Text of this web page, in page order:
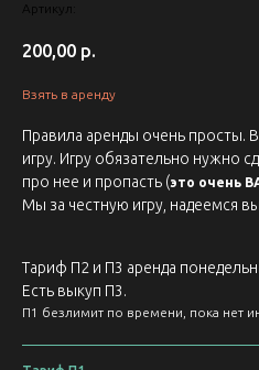
Артикул:
200,00 р.
Взять в аренду
Правила аренды очень просты.
игру. Игру обязательно нужно
про нее и пропасть (это очень
Мы за честную игру, надеемся
Тариф П2 и П3 аренда
Есть выкуп П3.
П1 безлимит по времени, пока нет